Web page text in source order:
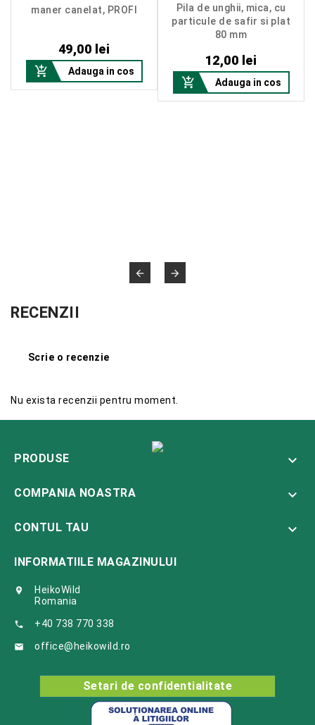
maner canelat, PROFI
49,00 lei
 Adauga in cos
Pila de unghii, mica, cu
particule de safir si plat
80 mm
Pret
12,00 lei
 Adauga in cos
 
RECENZII
Scrie o recenzie
Nu exista recenzii pentru moment.
PRODUSE 
COMPANIA NOASTRA 
CONTUL TAU 
INFORMATIILE MAGAZINULUI

HeikoWild
Romania
 +40 738 770 338
 office@heikowild.ro
Setari de confidentialitate